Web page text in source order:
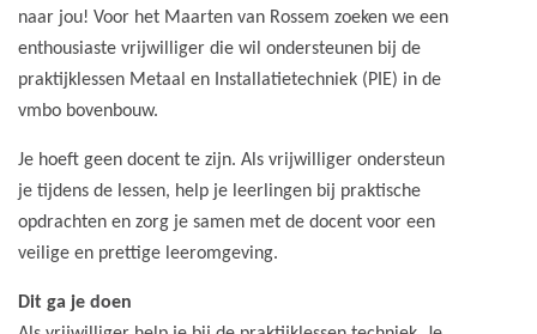
naar jou! Voor het Maarten van Rossem zoeken we een
enthousiaste vrijwilliger die wil ondersteunen bij de
praktijklessen Metaal en Installatietechniek (PIE) in de
vmbo bovenbouw.
Je hoeft geen docent te zijn. Als vrijwilliger ondersteun
je tijdens de lessen, help je leerlingen bij praktische
opdrachten en zorg je samen met de docent voor een
veilige en prettige leeromgeving.
Dit ga je doen